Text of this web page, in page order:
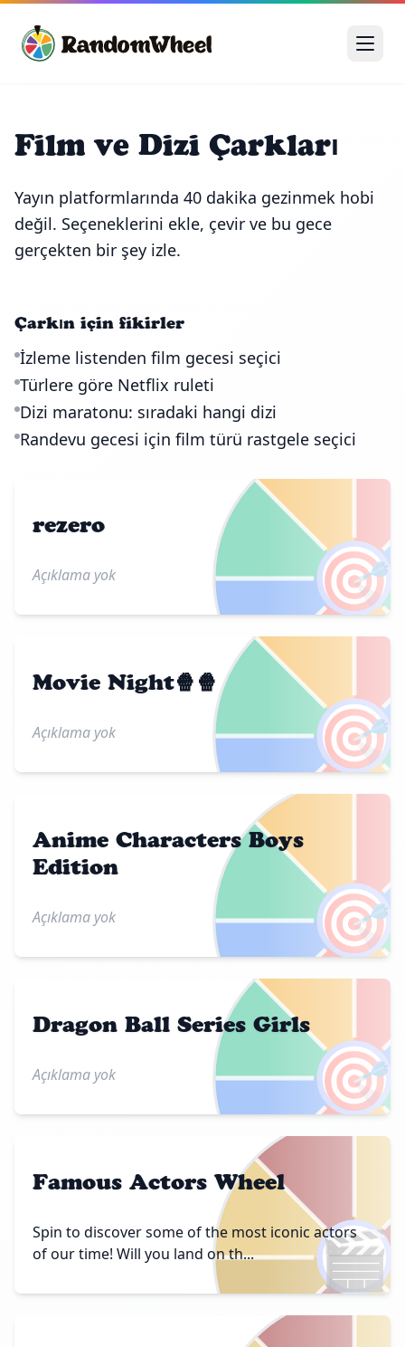
Film ve Dizi Çarkları
Yayın platformlarında 40 dakika gezinmek hobi
değil. Seçeneklerini ekle, çevir ve bu gece
gerçekten bir şey izle.
Çarkın için fikirler
İzleme listenden film gecesi seçici
Türlere göre Netflix ruleti
Dizi maratonu: sıradaki hangi dizi
Randevu gecesi için film türü rastgele seçici
🎯
rezero
Açıklama yok
🎯
Movie Night🍿🍿
Açıklama yok
🎯
Anime Characters Boys
Edition
Açıklama yok
🎯
Dragon Ball Series Girls
Açıklama yok
🎬
Famous Actors Wheel
Spin to discover some of the most iconic actors
of our time! Will you land on th...